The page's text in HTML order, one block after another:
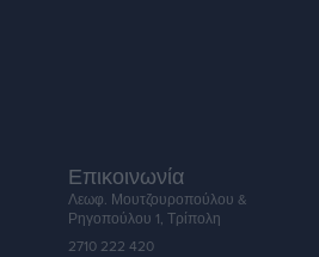
Επικοινωνία
Λεωφ. Μουτζουροπούλου &
Ρηγοπούλου 1, Τρίπολη
2710 222 420